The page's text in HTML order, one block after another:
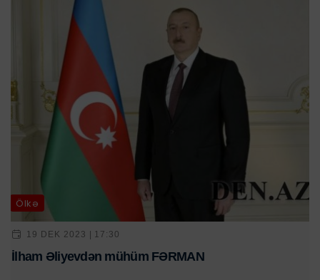
Ölkə
19 DEK 2023 | 17:30
İlham Əliyevdən mühüm FƏRMAN